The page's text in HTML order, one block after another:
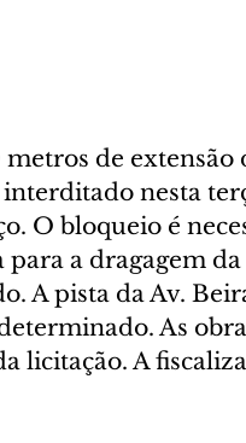
de extensão
nesta
O bloqueio é
a dragagem
A pista da Av.
As
licitação. A